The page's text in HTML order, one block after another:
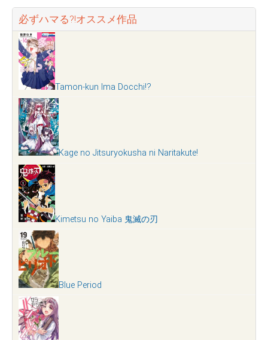
必ずハマる?!オススメ作品
Tamon-kun Ima Docchi!?
Kage no Jitsuryokusha ni Naritakute!
Kimetsu no Yaiba 鬼滅の刃
Blue Period